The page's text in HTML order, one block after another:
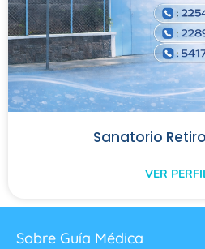
Sanatorio
VER
Sobre Guía Médica